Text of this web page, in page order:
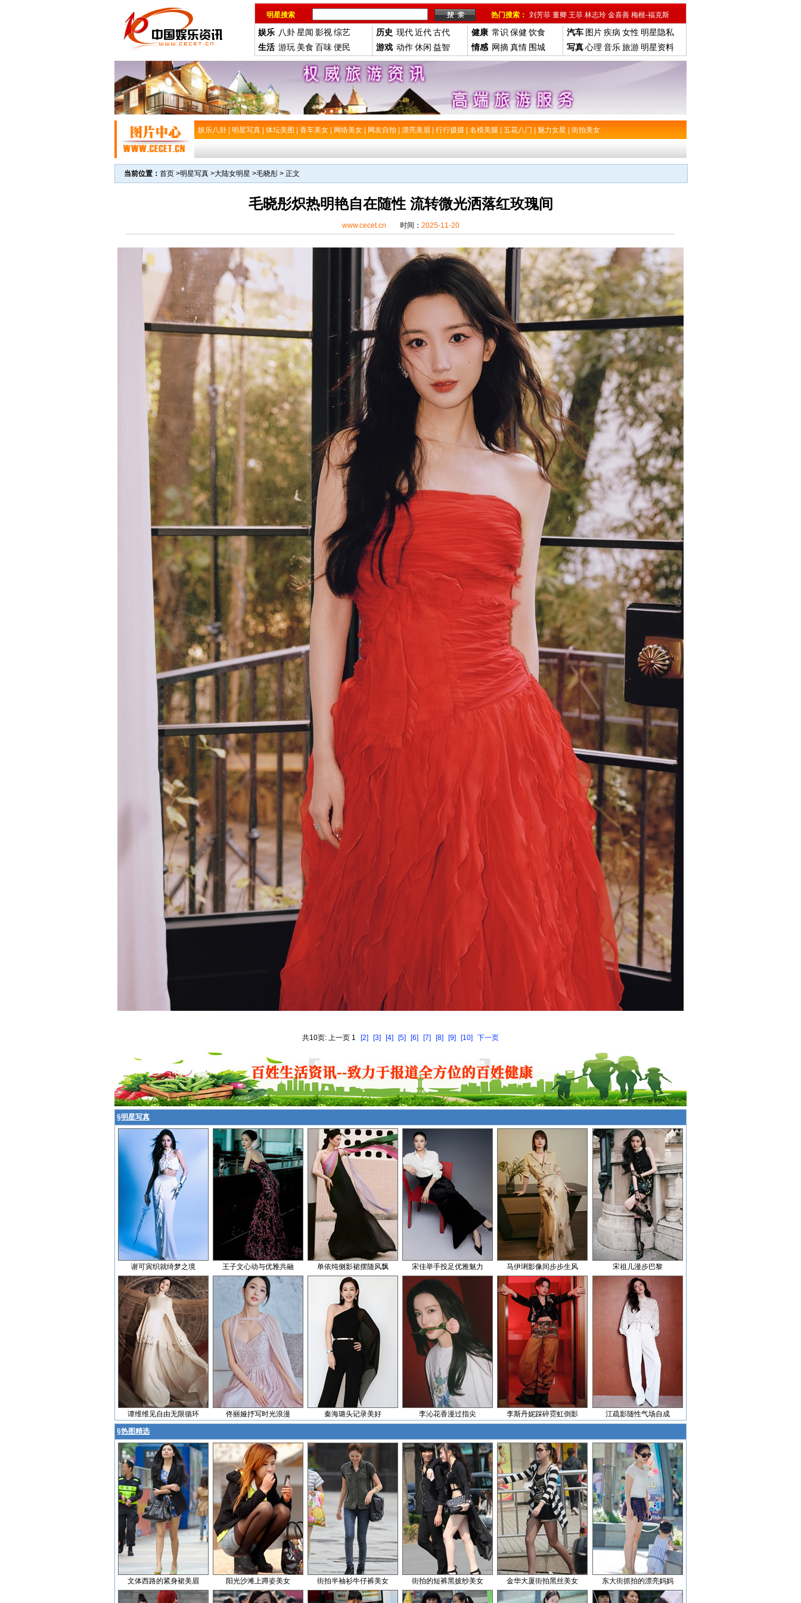
明星搜索 热门搜索： 刘芳菲 董卿 王菲 林志玲 金喜善 梅根-福克斯
娱乐 八卦星闻 影视综艺
生活 游玩 美食 百味便民
历史 现代近代古代
游戏 动作休闲 益智
健康 常识 保健 饮食
情感 网摘真情 围城
汽车 图片疾病 女性 明星隐私
写真心理 音乐旅游 明星资料
娱乐八卦 明星写真 体坛美图 香车美女 网络美女 网友自拍 漂亮美眉 行行摄摄 名模美腿 五花八门 魅力女星 街拍美女
当前位置： 首页 >明星写真 >大陆女明星 >毛晓彤 > 正文
毛晓彤炽热明艳自在随性 流转微光洒落红玫瑰间
www.cecet.cn 时间： 2025-11-20
共10页: 上一页 1 [2] [3] [4] [5] [6] [7] [8] [9] [10] 下一页
§明星写真
谢可寅织就绮梦之境 王子文心动与优雅共融 单依纯侧影裙摆随风飘 宋佳举手投足优雅魅力 马伊琍影像间步步生风 宋祖儿漫步巴黎
谭维维见自由无限循环 佟丽娅抒写时光浪漫 秦海璐头记录美好 李沁花香漫过指尖 李斯丹妮踩碎霓虹倒影 江疏影随性气场自成
§热图精选
文体西路的紧身裙美眉 阳光沙滩上蹲姿美女 街拍半袖衫牛仔裤美女 街拍的短裤黑披纱美女 金华大厦街拍黑丝美女 东大街抓拍的漂亮妈妈